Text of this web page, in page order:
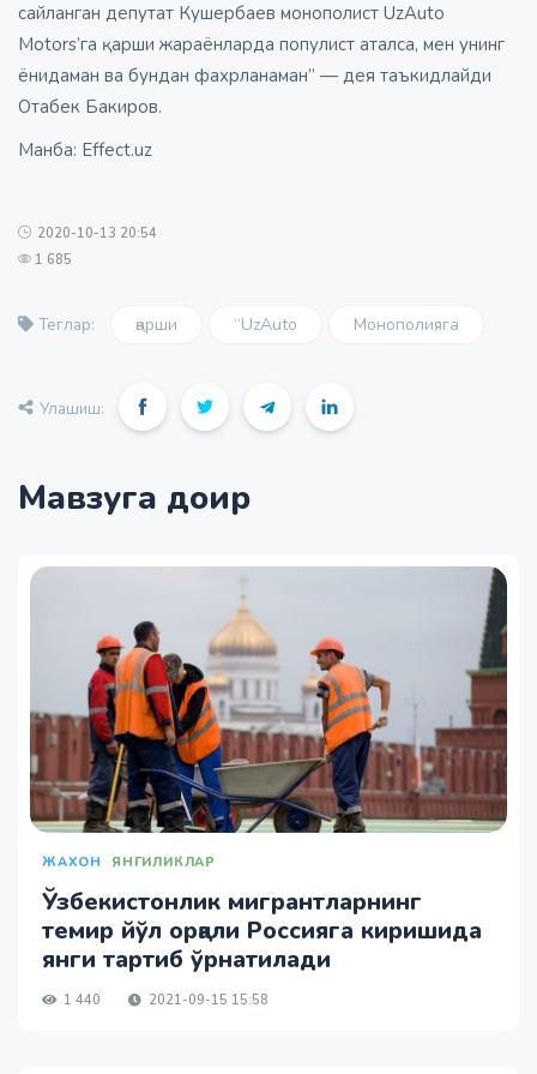
сайланган депутат Кушербаев монополист UzAuto
Motors’га қарши жараёнларда популист аталса, мен унинг
ёнидаман ва бундан фахрланаман” — дея таъкидлайди
Отабек Бакиров.
Манба: Effect.uz
2020-10-13 20:54
1 685
Теглар: қарши “UzAuto Монополияга
Улашиш:
Мавзуга доир
ЖАХОН ЯНГИЛИКЛАР
Ўзбекистонлик мигрантларнинг
темир йўл орқали Россияга киришида
янги тартиб ўрнатилади
1 440 2021-09-15 15:58